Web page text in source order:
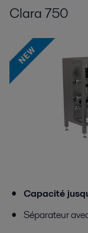
Clara 750
Capacité
Séparateur